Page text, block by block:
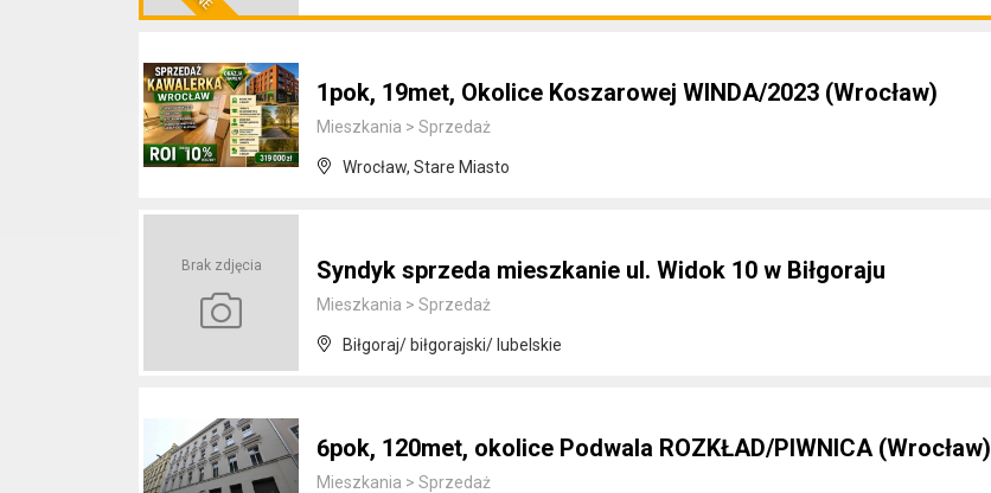
1pok, 19met, Okolice Koszarowej WINDA/2023 (Wrocław)
Mieszkania > Sprzedaż
Wrocław, Stare Miasto
Brak zdjęcia Syndyk sprzeda mieszkanie ul. Widok 10 w Biłgoraju
Mieszkania > Sprzedaż
Biłgoraj/ biłgorajski/ lubelskie
6pok, 120met, okolice Podwala ROZKŁAD/PIWNICA (Wrocław)
Mieszkania > Sprzedaż